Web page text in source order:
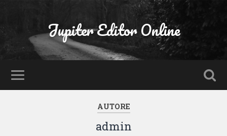
Jupiter Editor Online
AUTORE
admin